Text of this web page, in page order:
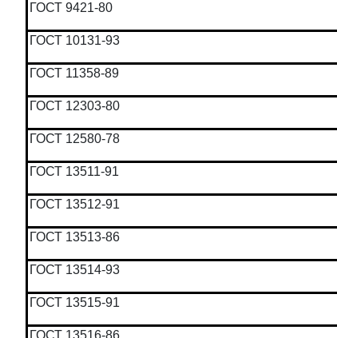
ГОСТ 9421-80
ГОСТ 10131-93
ГОСТ 11358-89
ГОСТ 12303-80
ГОСТ 12580-78
ГОСТ 13511-91
ГОСТ 13512-91
ГОСТ 13513-86
ГОСТ 13514-93
ГОСТ 13515-91
ГОСТ 13516-86